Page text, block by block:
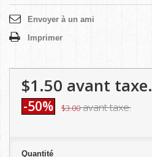
Envoyer à un ami
Imprimer
$1.50 avant taxe.
-50% $3.00avant taxe.
Quantité